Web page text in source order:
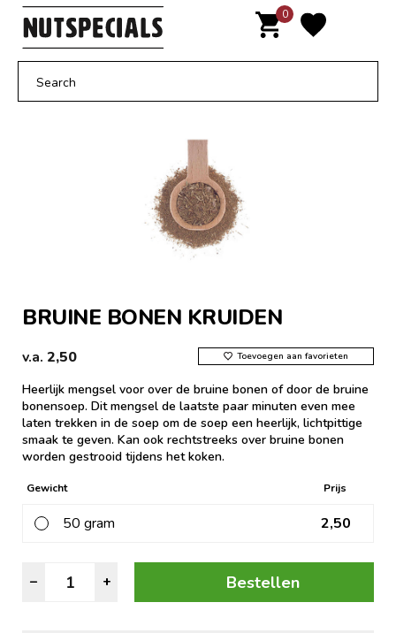
Door
naar
inhoud
0
BRUINE BONEN KRUIDEN
v.a. 2,50 Toevoegen aan favorieten
Heerlijk mengsel voor over de bruine bonen of door de bruine
bonensoep. Dit mengsel de laatste paar minuten even mee
laten trekken in de soep om de soep een heerlijk, lichtpittige
smaak te geven. Kan ook rechtstreeks over bruine bonen
worden gestrooid tijdens het koken.
Gewicht Prijs
50 gram 2,50
–
Bruine
Bonen
+ Bestellen